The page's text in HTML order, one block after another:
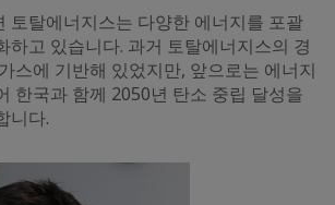
토탈에너지스는 다양한 에너지를 포괄
하고 있습니다. 과거 토탈에너지스의 경
스에 기반해 있었지만, 앞으로는 에너지
한국과 함께 2050년 탄소 중립 달성을
니다.